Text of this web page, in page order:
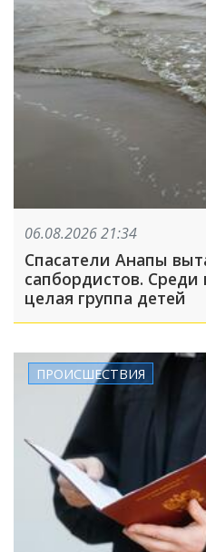
06.08.2026 21:34
Спасатели Анапы
сапбордистов.
целая группа детей
ПРОИСШЕСТВИЯ